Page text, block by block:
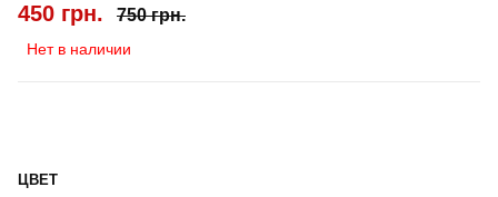
450 грн. 750 грн.
Нет в наличии
ЦВЕТ